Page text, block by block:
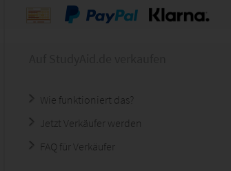
Wie funktioniert das?
Jetzt Verkäufer werden
FAQ für Verkäufer